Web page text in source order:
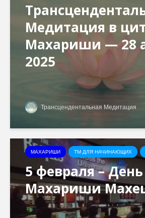
Медитация в
Махариши — 28
2025
Трансцендентальная Медитация
МАХАРИШИ ТМ ДЛЯ НАЧИНАЮЩИХ
5 февраля –
Махариши